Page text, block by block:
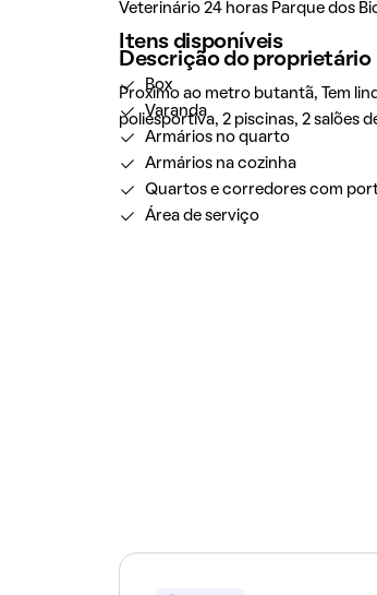
Veterinário 24 horas Parque dos
Descrição do proprietário
Proximo ao metro butantã, Tem
poliesportiva, 2 piscinas, 2 salões
Itens disponíveis
Box
Varanda
Armários no quarto
Armários na cozinha
Quartos e corredores com
Área de serviço